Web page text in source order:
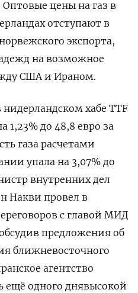
цены на газ в
отступают в
экспорта,
на возможное
США и Ираном.
хабе TTF
1,23% до ​48,8 евро ​за
газа расчетами
упала на ‌3,07% до
внутренних дел
Накви провел ​в
с главой МИД
предложения об
ближневосточного
агентство
ещё одного днявысокой